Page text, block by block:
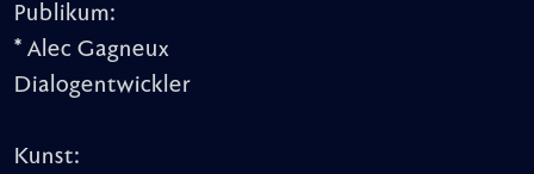
Publikum:
* Alec Gagneux
Dialogentwickler
Kunst: